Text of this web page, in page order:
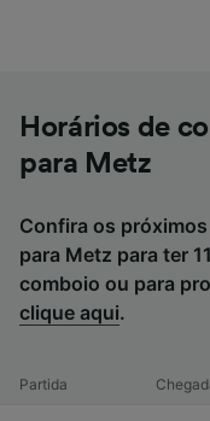
Horários de
para Metz
Confira os
para Metz para ter
comboio ou para
clique aqui.
Partida